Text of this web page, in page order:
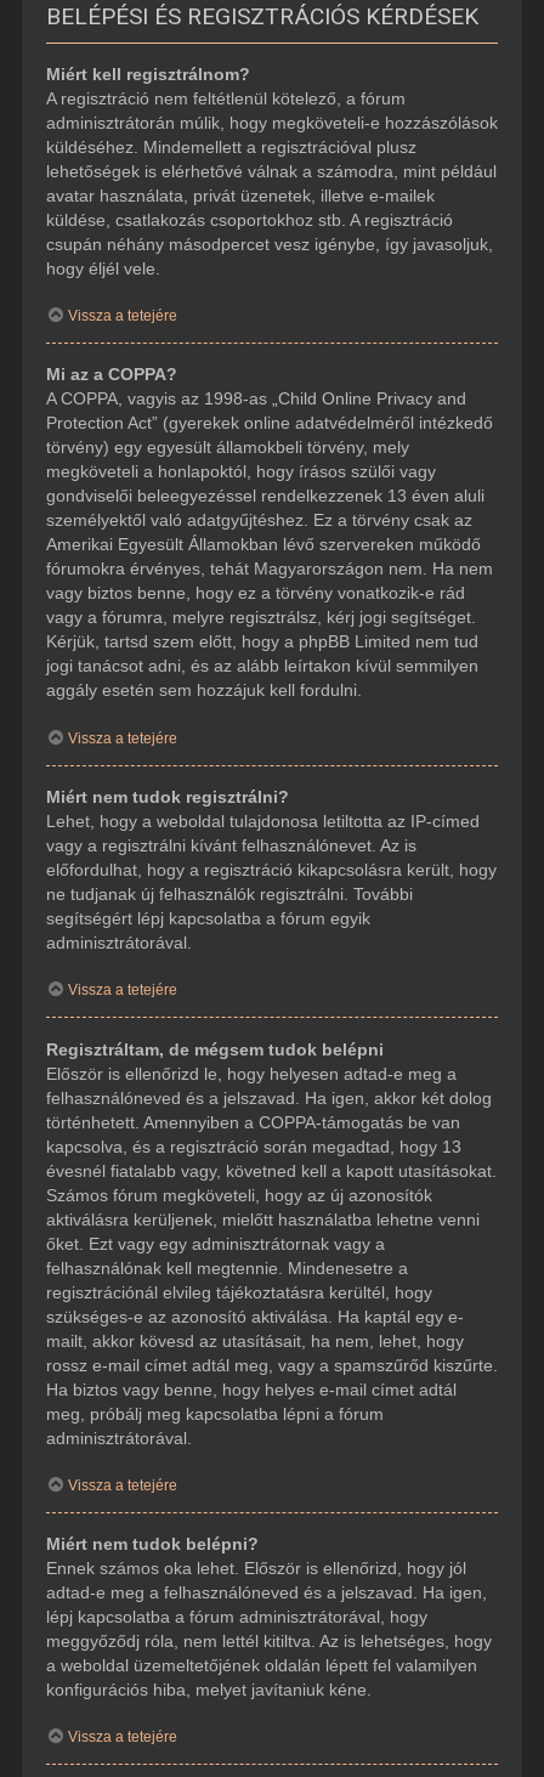
BELÉPÉSI ÉS REGISZTRÁCIÓS KÉRDÉSEK
Miért kell regisztrálnom?
A regisztráció nem feltétlenül kötelező, a fórum
adminisztrátorán múlik, hogy megköveteli-e hozzászólások
küldéséhez. Mindemellett a regisztrációval plusz
lehetőségek is elérhetővé válnak a számodra, mint például
avatar használata, privát üzenetek, illetve e-mailek
küldése, csatlakozás csoportokhoz stb. A regisztráció
csupán néhány másodpercet vesz igénybe, így javasoljuk,
hogy éljél vele.
Vissza a tetejére
Mi az a COPPA?
A COPPA, vagyis az 1998-as „Child Online Privacy and
Protection Act” (gyerekek online adatvédelméről intézkedő
törvény) egy egyesült államokbeli törvény, mely
megköveteli a honlapoktól, hogy írásos szülői vagy
gondviselői beleegyezéssel rendelkezzenek 13 éven aluli
személyektől való adatgyűjtéshez. Ez a törvény csak az
Amerikai Egyesült Államokban lévő szervereken működő
fórumokra érvényes, tehát Magyarországon nem. Ha nem
vagy biztos benne, hogy ez a törvény vonatkozik-e rád
vagy a fórumra, melyre regisztrálsz, kérj jogi segítséget.
Kérjük, tartsd szem előtt, hogy a phpBB Limited nem tud
jogi tanácsot adni, és az alább leírtakon kívül semmilyen
aggály esetén sem hozzájuk kell fordulni.
Vissza a tetejére
Miért nem tudok regisztrálni?
Lehet, hogy a weboldal tulajdonosa letiltotta az IP-címed
vagy a regisztrálni kívánt felhasználónevet. Az is
előfordulhat, hogy a regisztráció kikapcsolásra került, hogy
ne tudjanak új felhasználók regisztrálni. További
segítségért lépj kapcsolatba a fórum egyik
adminisztrátorával.
Vissza a tetejére
Regisztráltam, de mégsem tudok belépni
Először is ellenőrizd le, hogy helyesen adtad-e meg a
felhasználóneved és a jelszavad. Ha igen, akkor két dolog
történhetett. Amennyiben a COPPA-támogatás be van
kapcsolva, és a regisztráció során megadtad, hogy 13
évesnél fiatalabb vagy, követned kell a kapott utasításokat.
Számos fórum megköveteli, hogy az új azonosítók
aktiválásra kerüljenek, mielőtt használatba lehetne venni
őket. Ezt vagy egy adminisztrátornak vagy a
felhasználónak kell megtennie. Mindenesetre a
regisztrációnál elvileg tájékoztatásra kerültél, hogy
szükséges-e az azonosító aktiválása. Ha kaptál egy e-
mailt, akkor kövesd az utasításait, ha nem, lehet, hogy
rossz e-mail címet adtál meg, vagy a spamszűrőd kiszűrte.
Ha biztos vagy benne, hogy helyes e-mail címet adtál
meg, próbálj meg kapcsolatba lépni a fórum
adminisztrátorával.
Vissza a tetejére
Miért nem tudok belépni?
Ennek számos oka lehet. Először is ellenőrizd, hogy jól
adtad-e meg a felhasználóneved és a jelszavad. Ha igen,
lépj kapcsolatba a fórum adminisztrátorával, hogy
meggyőződj róla, nem lettél kitiltva. Az is lehetséges, hogy
a weboldal üzemeltetőjének oldalán lépett fel valamilyen
konfigurációs hiba, melyet javítaniuk kéne.
Vissza a tetejére